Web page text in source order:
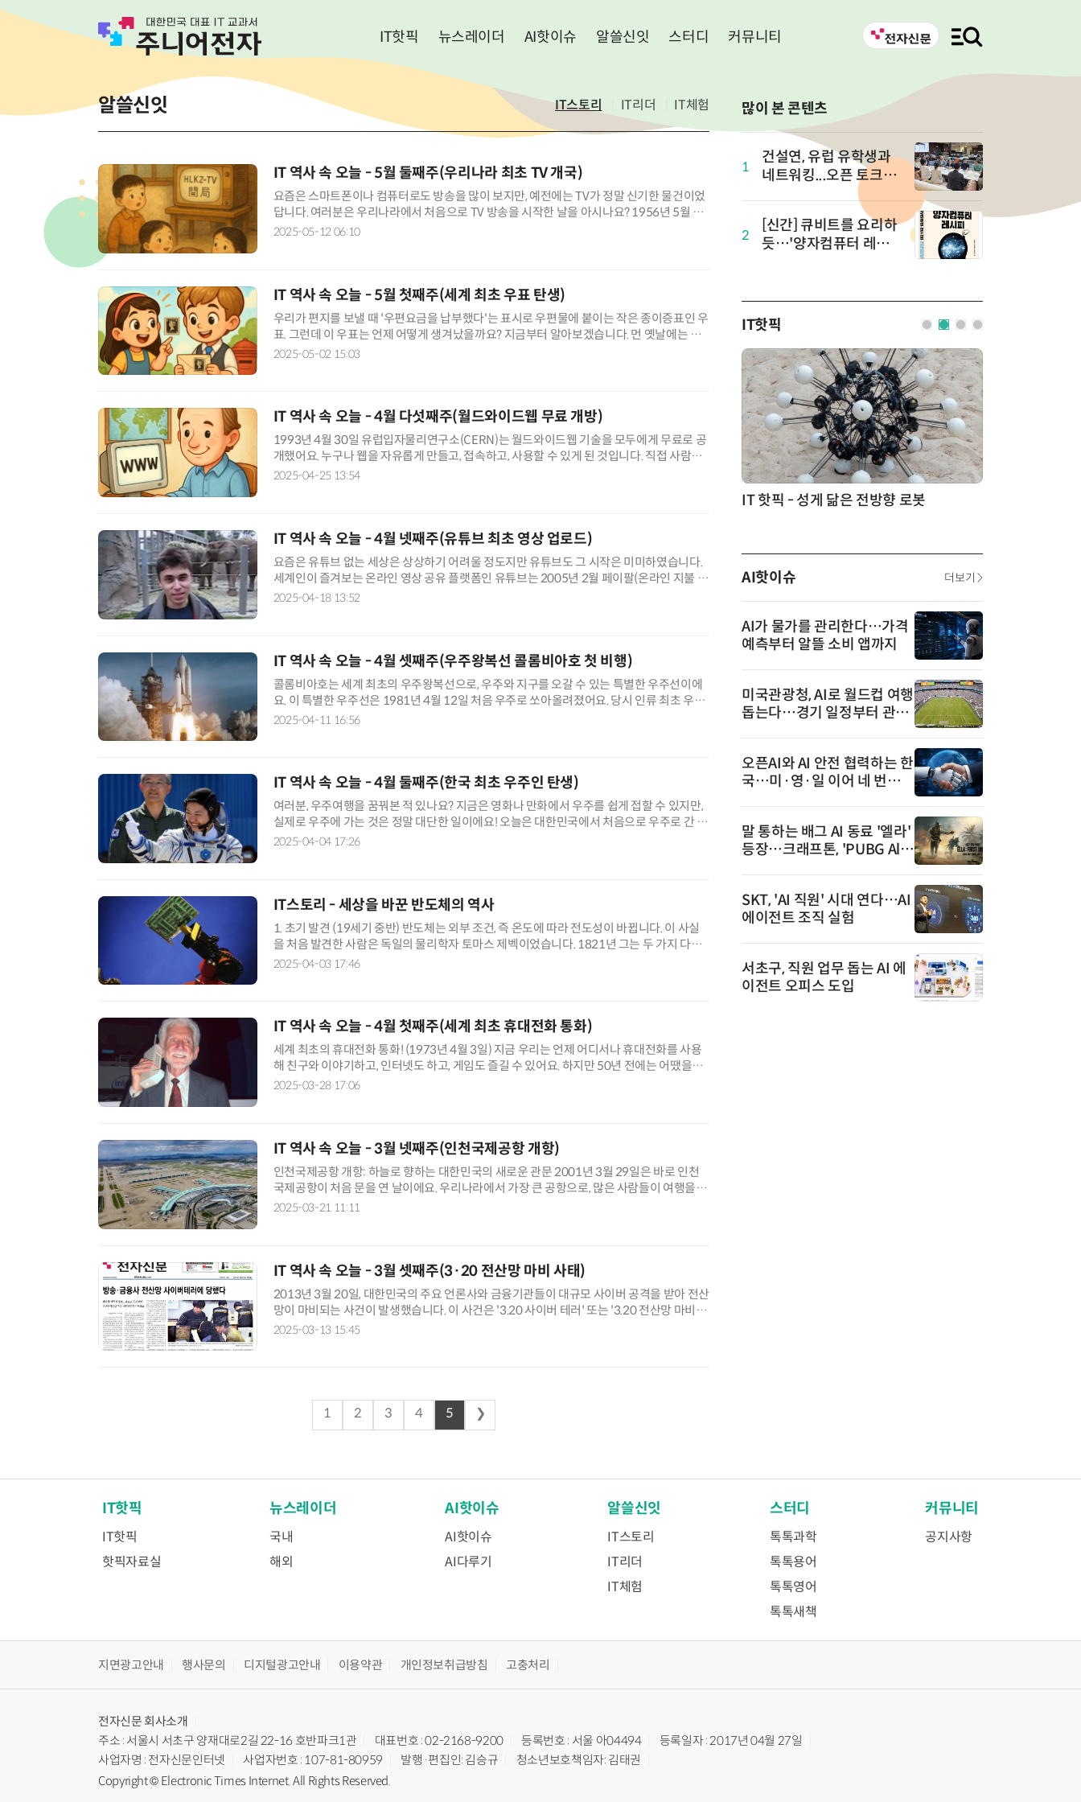
IT핫픽 뉴스레이더 AI핫이슈 알쓸신잇 스터디 커뮤니티
알쓸신잇 IT스토리 IT리더 IT체험
IT 역사 속 오늘 - 5월 둘째주(우리나라 최초 TV 개국)
요즘은 스마트폰이나 컴퓨터로도 방송을 많이 보지만, 예전에는 TV가 정말 신기한 물건이었
답니다. 여러분은 우리나라에서 처음으로 TV 방송을 시작한 날을 아시나요? 1956년 5월 12
일은 바로 우리나라에서 처음으로 텔레비전 방송국이 문을 연 날이랍니다. 바로 HLKZ-
2025-05-12 06:10
IT 역사 속 오늘 - 5월 첫째주(세계 최초 우표 탄생)
우리가 편지를 보낼 때 '우편요금을 납부했다'는 표시로 우편물에 붙이는 작은 종이증표인 우
표. 그런데 이 우표는 언제 어떻게 생겨났을까요? 지금부터 알아보겠습니다. 먼 옛날에는 지
금처럼 빠르고 편리하게 소식을 주고받을 수 없었습니다. 멀리 있는 사람에게 편지를 보내려
2025-05-02 15:03
IT 역사 속 오늘 - 4월 다섯째주(월드와이드웹 무료 개방)
1993년 4월 30일 유럽입자물리연구소(CERN)는 월드와이드웹 기술을 모두에게 무료로 공
개했어요. 누구나 웹을 자유롭게 만들고, 접속하고, 사용할 수 있게 된 것입니다. 직접 사람과
만나지 않아도 정보를 주고받을 수 있고, 상점에 가지 않아도 상품을 구입할 수 있는
2025-04-25 13:54
IT 역사 속 오늘 - 4월 넷째주(유튜브 최초 영상 업로드)
요즘은 유튜브 없는 세상은 상상하기 어려울 정도지만 유튜브도 그 시작은 미미하였습니다.
세계인이 즐겨보는 온라인 영상 공유 플랫폼인 유튜브는 2005년 2월 페이팔(온라인 지불 시
스템 운영회사)에 근무하던 자베드 카림(Jawed Karim), 스티브 첸(Steve Ch
2025-04-18 13:52
IT 역사 속 오늘 - 4월 셋째주(우주왕복선 콜롬비아호 첫 비행)
콜롬비아호는 세계 최초의 우주왕복선으로, 우주와 지구를 오갈 수 있는 특별한 우주선이에
요. 이 특별한 우주선은 1981년 4월 12일 처음 우주로 쏘아올려졌어요. 당시 인류 최초 우주
비행 20주년(소련 우주비행사 유리 A. 가가린의 첫 유인 우주 비행 후 정확히 20
2025-04-11 16:56
IT 역사 속 오늘 - 4월 둘째주(한국 최초 우주인 탄생)
여러분, 우주여행을 꿈꿔본 적 있나요? 지금은 영화나 만화에서 우주를 쉽게 접할 수 있지만,
실제로 우주에 가는 것은 정말 대단한 일이에요! 오늘은 대한민국에서 처음으로 우주로 간 사
람에 대해 이야기해 볼게요. 2008년 4월 8일은 우리나라 역사에서 아주 특별한 날이
2025-04-04 17:26
IT스토리 - 세상을 바꾼 반도체의 역사
1. 초기 발견 (19세기 중반) 반도체는 외부 조건, 즉 온도에 따라 전도성이 바뀝니다. 이 사실
을 처음 발견한 사람은 독일의 물리학자 토마스 제벡이었습니다. 1821년 그는 두 가지 다른
금속을 이어 붙인 회로에서 온도 차이가 생길 때 전압이 발생하는 현상을 발견했
2025-04-03 17:46
IT 역사 속 오늘 - 4월 첫째주(세계 최초 휴대전화 통화)
세계 최초의 휴대전화 통화! (1973년 4월 3일) 지금 우리는 언제 어디서나 휴대전화를 사용
해 친구와 이야기하고, 인터넷도 하고, 게임도 즐길 수 있어요. 하지만 50년 전에는 어땠을까
요? 놀랍게도, 세계 최초의 휴대전화 통화는 1973년 4월 3일에 이루어졌어요!
2025-03-28 17:06
IT 역사 속 오늘 - 3월 넷째주(인천국제공항 개항)
인천국제공항 개항: 하늘로 향하는 대한민국의 새로운 관문 2001년 3월 29일은 바로 인천
국제공항이 처음 문을 연 날이에요. 우리나라에서 가장 큰 공항으로, 많은 사람들이 여행을 하
거나 비즈니스를 위해 이용하는 곳이에요. 인천국제공항이 개항하기 전에는 김포공항이 있
2025-03-21 11:11
IT 역사 속 오늘 - 3월 셋째주(3·20 전산망 마비 사태)
2013년 3월 20일, 대한민국의 주요 언론사와 금융기관들이 대규모 사이버 공격을 받아 전산
망이 마비되는 사건이 발생했습니다. 이 사건은 '3.20 사이버 테러' 또는 '3.20 전산망 마비사
태'로 불립니다. 이 사건은 다음과 같은 과정으로 이루어졌습니다. 무슨 일이
2025-03-13 15:45
1 2 3 4 5 ❯
많이 본 콘텐츠
1
건설연, 유럽 유학생과
네트워킹...오픈 토크 in
2
[신간] 큐비트를 요리하
듯…'양자컴퓨터 레시
IT핫픽
IT 핫픽 - 씨앗 크기 수술 로봇 IT 핫픽 - 성게 닮은 전방향 로봇
AI핫이슈 더보기
AI가 물가를 관리한다…가격
예측부터 알뜰 소비 앱까지
미국관광청, AI로 월드컵 여행
돕는다…경기 일정부터 관광
오픈AI와 AI 안전 협력하는 한
국…미·영·일 이어 네 번째
말 통하는 배그 AI 동료 '엘라'
등장…크래프톤, 'PUBG All
SKT, 'AI 직원' 시대 연다…AI
에이전트 조직 실험
서초구, 직원 업무 돕는 AI 에
이전트 오피스 도입
IT핫픽
IT핫픽
핫픽자료실
뉴스레이더
국내
해외
AI핫이슈
AI핫이슈
AI다루기
알쓸신잇
IT스토리
IT리더
IT체험
스터디
톡톡과학
톡톡용어
톡톡영어
톡톡새책
커뮤니티
공지사항
지면광고안내 행사문의 디지털광고안내 이용약관 개인정보취급방침 고충처리
전자신문 회사소개
주소 : 서울시 서초구 양재대로2길 22-16 호반파크1관
대표번호 : 02-2168-9200 등록번호 : 서울 아04494
등록일자 : 2017년 04월 27일
사업자명 : 전자신문인터넷
사업자번호 : 107-81-80959 발행·편집인: 김승규
청소년보호책임자: 김태권
Copyright © Electronic Times Internet. All Rights Reserved.